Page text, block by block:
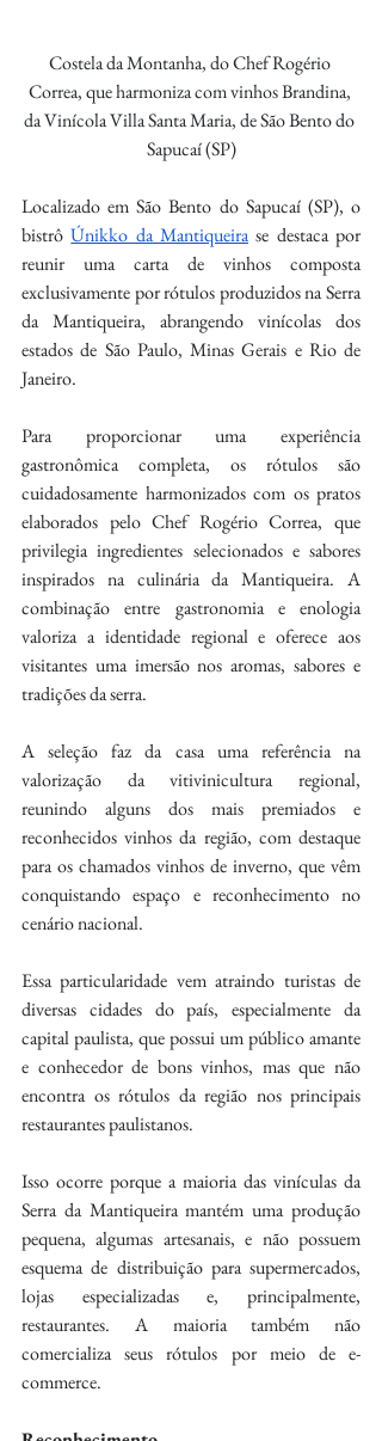
Costela da Montanha, do Chef Rogério
Correa, que harmoniza com vinhos Brandina,
da Vinícola Villa Santa Maria, de São Bento do
Sapucaí (SP)
Localizado em São Bento do Sapucaí (SP), o
bistrô Únikko da Mantiqueira se destaca por
reunir uma carta de vinhos composta
exclusivamente por rótulos produzidos na Serra
da Mantiqueira, abrangendo vinícolas dos
estados de São Paulo, Minas Gerais e Rio de
Janeiro.
Para proporcionar uma experiência
gastronômica completa, os rótulos são
cuidadosamente harmonizados com os pratos
elaborados pelo Chef Rogério Correa, que
privilegia ingredientes selecionados e sabores
inspirados na culinária da Mantiqueira. A
combinação entre gastronomia e enologia
valoriza a identidade regional e oferece aos
visitantes uma imersão nos aromas, sabores e
tradições da serra.
A seleção faz da casa uma referência na
valorização da vitivinicultura regional,
reunindo alguns dos mais premiados e
reconhecidos vinhos da região, com destaque
para os chamados vinhos de inverno, que vêm
conquistando espaço e reconhecimento no
cenário nacional.
Essa particularidade vem atraindo turistas de
diversas cidades do país, especialmente da
capital paulista, que possui um público amante
e conhecedor de bons vinhos, mas que não
encontra os rótulos da região nos principais
restaurantes paulistanos.
Isso ocorre porque a maioria das vinículas da
Serra da Mantiqueira mantém uma produção
pequena, algumas artesanais, e não possuem
esquema de distribuição para supermercados,
lojas especializadas e, principalmente,
restaurantes. A maioria também não
comercializa seus rótulos por meio de e-
commerce.